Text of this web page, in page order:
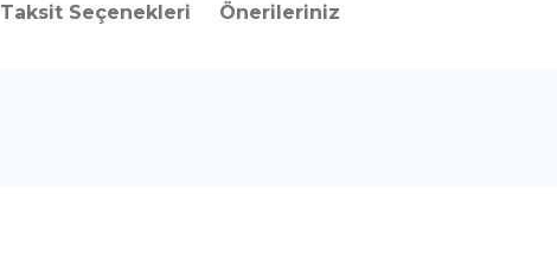
Taksit Seçenekleri Önerileriniz